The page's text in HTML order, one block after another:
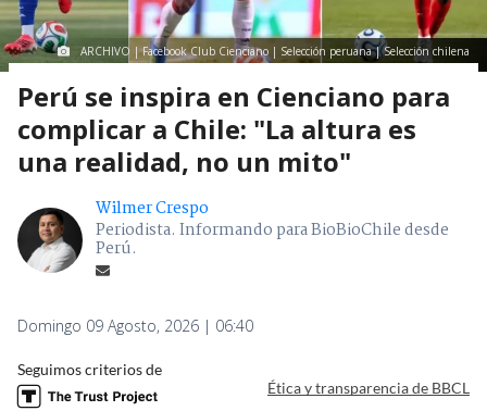
ARCHIVO | Facebook Club Cienciano | Selección peruana | Selección chilena
Perú se inspira en Cienciano para
complicar a Chile: "La altura es
una realidad, no un mito"
Wilmer Crespo
Periodista. Informando para BioBioChile desde
Perú.
Domingo 09 Agosto, 2026 | 06:40
Seguimos criterios de
Ética y transparencia de BBCL